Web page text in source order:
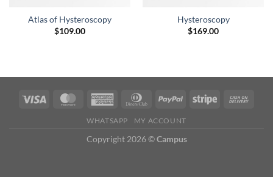
Atlas of Hysteroscopy
$109.00
Hysteroscopy
$169.00
WHATSAPP MY ACCOUNT
Copyright 2026 ©Campus